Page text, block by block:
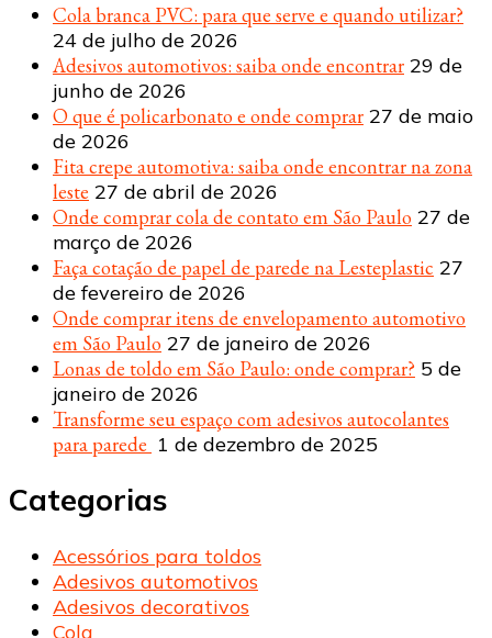
Cola branca PVC: para que serve e quando utilizar?
24 de julho de 2026
Adesivos automotivos: saiba onde encontrar 29 de
junho de 2026
O que é policarbonato e onde comprar 27 de maio
de 2026
Fita crepe automotiva: saiba onde encontrar na zona
leste 27 de abril de 2026
Onde comprar cola de contato em São Paulo 27 de
março de 2026
Faça cotação de papel de parede na Lesteplastic 27
de fevereiro de 2026
Onde comprar itens de envelopamento automotivo
em São Paulo 27 de janeiro de 2026
Lonas de toldo em São Paulo: onde comprar? 5 de
janeiro de 2026
Transforme seu espaço com adesivos autocolantes
para parede 1 de dezembro de 2025
Categorias
Acessórios para toldos
Adesivos automotivos
Adesivos decorativos
Cola